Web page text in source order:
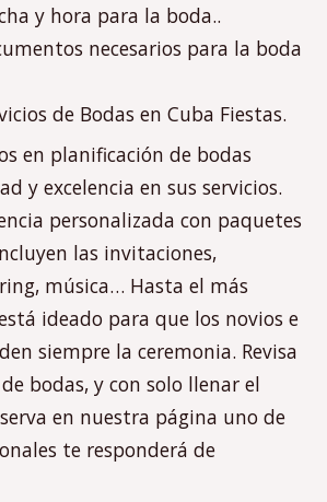
y hora para la boda..
necesarios para la boda
de Bodas en Cuba Fiestas.
en planificación de bodas
y excelencia en sus servicios.
personalizada con paquetes
las invitaciones,
música… Hasta el más
ideado para que los novios e
siempre la ceremonia. Revisa
bodas, y con solo llenar el
en nuestra página uno de
te responderá de